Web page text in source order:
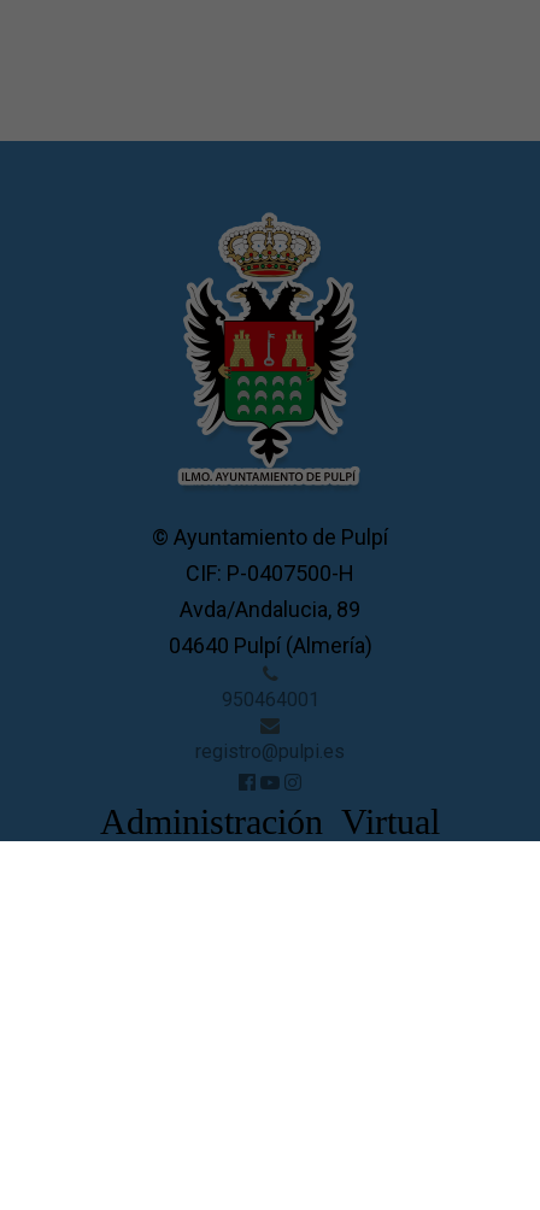
© Ayuntamiento de Pulpí
CIF: P-0407500-H
Avda/Andalucia, 89
04640 Pulpí (Almería)
950464001
registro@pulpi.es
Administración Virtual